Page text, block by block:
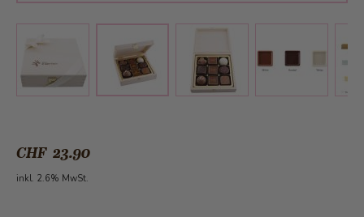
View larger imageView larger image
CHF 23.90
inkl. 2.6% MwSt.